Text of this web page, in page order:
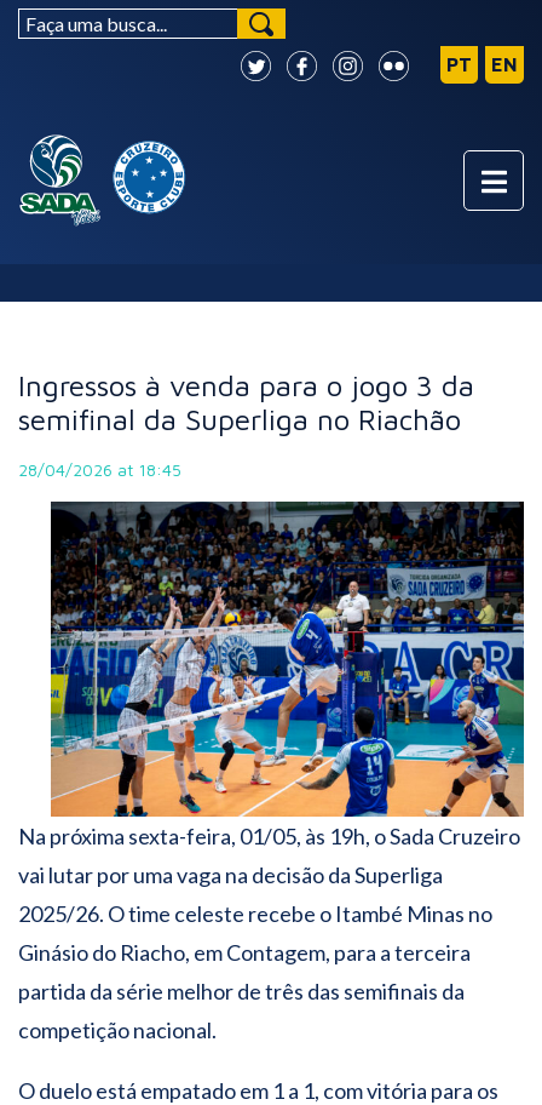
Ingressos à venda para o jogo 3 da
semifinal da Superliga no Riachão
28/04/2026 at 18:45
Na próxima sexta-feira, 01/05, às 19h, o Sada Cruzeiro
vai lutar por uma vaga na decisão da Superliga
2025/26. O time celeste recebe o Itambé Minas no
Ginásio do Riacho, em Contagem, para a terceira
partida da série melhor de três das semifinais da
competição nacional.
O duelo está empatado em 1 a 1, com vitória para os